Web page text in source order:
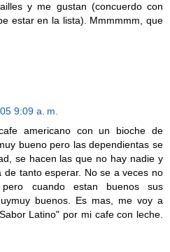
y me gustan (concuerdo con
estar en la lista). Mmmmmm, que
9:09 a. m.
americano con un bioche de
bueno pero las dependientas se
se hacen las que no hay nadie y
de tanto esperar. No se a veces no
cuando estan buenos sus
buenos. Es mas, me voy a
Latino" por mi cafe con leche.